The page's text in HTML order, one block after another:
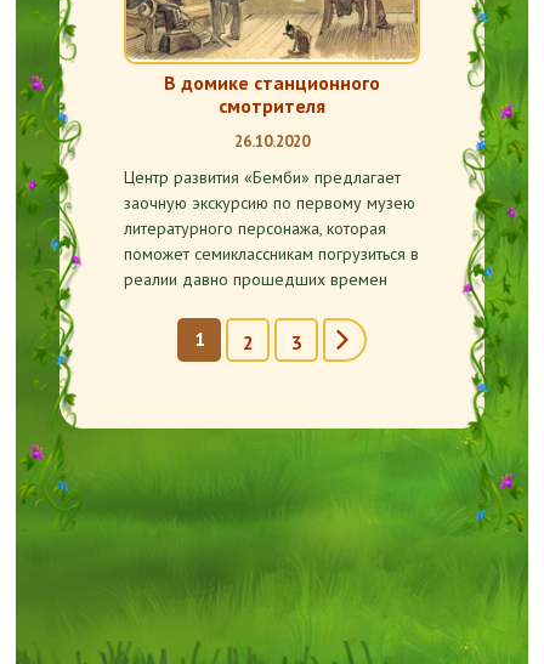
В домике станционного
смотрителя
26.10.2020
Центр развития «Бемби» предлагает
заочную экскурсию по первому музею
литературного персонажа, которая
поможет семиклассникам погрузиться в
реалии давно прошедших времен
Страницы
1 2 3